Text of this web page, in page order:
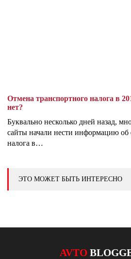
Отмена транспортного налога в
нет?
Буквально несколько дней назад,
сайты начали нести информацию об
налога в…
ЭТО МОЖЕТ БЫТЬ ИНТЕРЕСНО
AVTO